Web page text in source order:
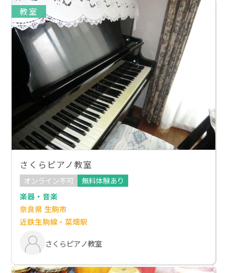
教室
さくらピアノ教室
オンライン不可
無料体験あり
楽器・音楽
奈良県 生駒市
近鉄生駒線・菜畑駅
さくらピアノ教室